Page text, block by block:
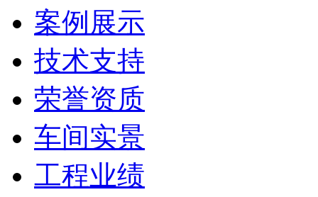
案例展示
技术支持
荣誉资质
车间实景
工程业绩